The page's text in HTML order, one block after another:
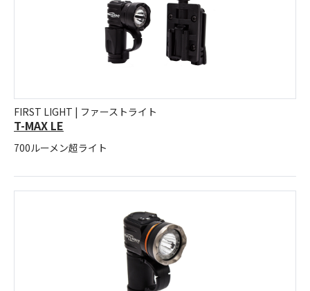
FIRST LIGHT | ファーストライト
T-MAX LE
700ルーメン超ライト